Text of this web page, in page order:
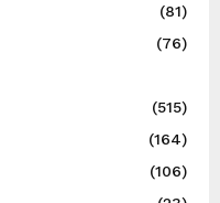
(81)
(76)
(515)
(164)
(106)